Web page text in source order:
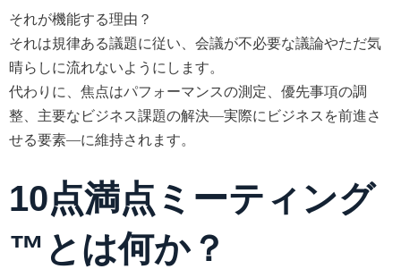
それが機能する理由？
それは規律ある議題に従い、会議が不必要な議論やただ気
晴らしに流れないようにします。
代わりに、焦点はパフォーマンスの測定、優先事項の調
整、主要なビジネス課題の解決—実際にビジネスを前進さ
せる要素—に維持されます。
10点満点ミーティング
™とは何か？